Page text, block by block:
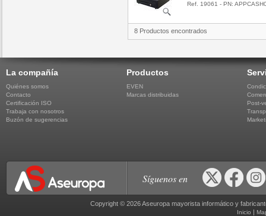
Ref. 19061 - PN:
8 Productos encontrados
La compañía
Quiénes somos
Contacto
Certificación ISO
Trabaja con nosotros
Buzón de sugerencias
Productos
EVEN
Marcas distribuidas
Post-
Síguenos en
Copyright © 2026 Aseuropa mayorista informático y
Inicio |